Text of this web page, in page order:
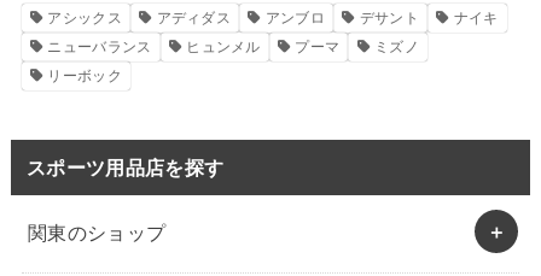
アシックス アディダス アンブロ デサント
ナイキ
ニューバランス
ヒュンメル プーマ
ミズノ
リーボック
スポーツ用品店を探す
関東のショップ